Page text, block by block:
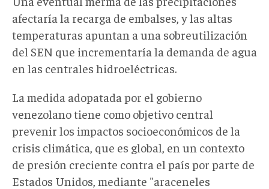
afectaría la recarga de embalses, y las altas
temperaturas apuntan a una sobreutilización
del SEN que incrementaría la demanda de agua
en las centrales hidroeléctricas.
La medida adopatada por el gobierno
venezolano tiene como objetivo central
prevenir los impactos socioeconómicos de la
crisis climática, que es global, en un contexto
de presión creciente contra el país por parte de
Estados Unidos, mediante "araceneles